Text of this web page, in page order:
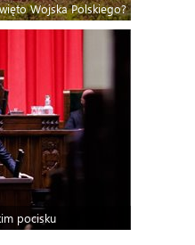
Wojska Polskiego?
pocisku